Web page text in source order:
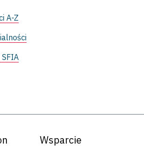
A-Z
Wsparcie